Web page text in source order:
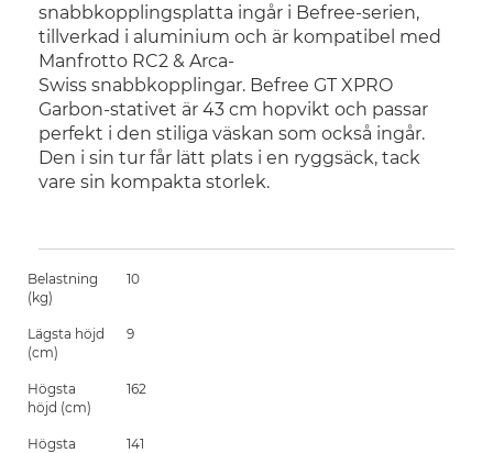
snabbkopplingsplatta ingår i Befree-serien,
tillverkad i aluminium och är kompatibel med
Manfrotto RC2 & Arca-
Swiss snabbkopplingar. Befree GT XPRO
Garbon-stativet är 43 cm hopvikt och passar
perfekt i den stiliga väskan som också ingår.
Den i sin tur får lätt plats i en ryggsäck, tack
vare sin kompakta storlek.
Belastning
(kg)
10
Lägsta höjd
(cm)
9
Högsta
höjd (cm)
162
Högsta
141